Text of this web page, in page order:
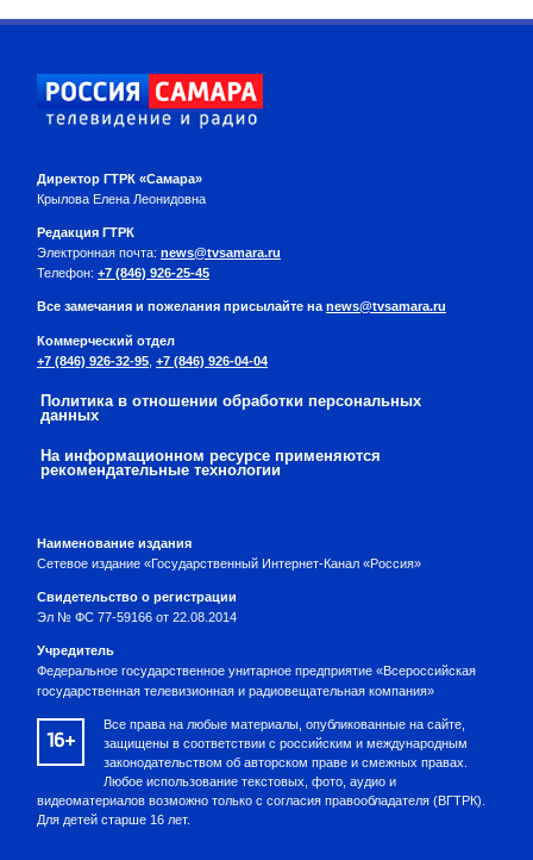
Директор ГТРК «Самара»
Крылова Елена Леонидовна
Редакция ГТРК
Электронная почта: news@tvsamara.ru
Телефон: +7 (846) 926-25-45
Все замечания и пожелания присылайте наnews@tvsamara.ru
Коммерческий отдел
+7 (846) 926-32-95 +7 (846) 926-04-04
Политика в отношении обработки персональных
данных
На информационном ресурсе применяются
рекомендательные технологии
Наименование издания
Сетевое издание «Государственный Интернет-Канал «Россия»
Свидетельство о регистрации
Эл № ФС 77-59166 от 22.08.2014
Учредитель
Федеральное государственное унитарное предприятие «Всероссийская
государственная телевизионная и радиовещательная компания»
16+
Все права на любые материалы, опубликованные на сайте,
защищены в соответствии с российским и международным
законодательством об авторском праве и смежных правах.
Любое использование текстовых, фото, аудио и
видеоматериалов возможно только с согласия правообладателя (ВГТРК).
Для детей старше 16 лет.